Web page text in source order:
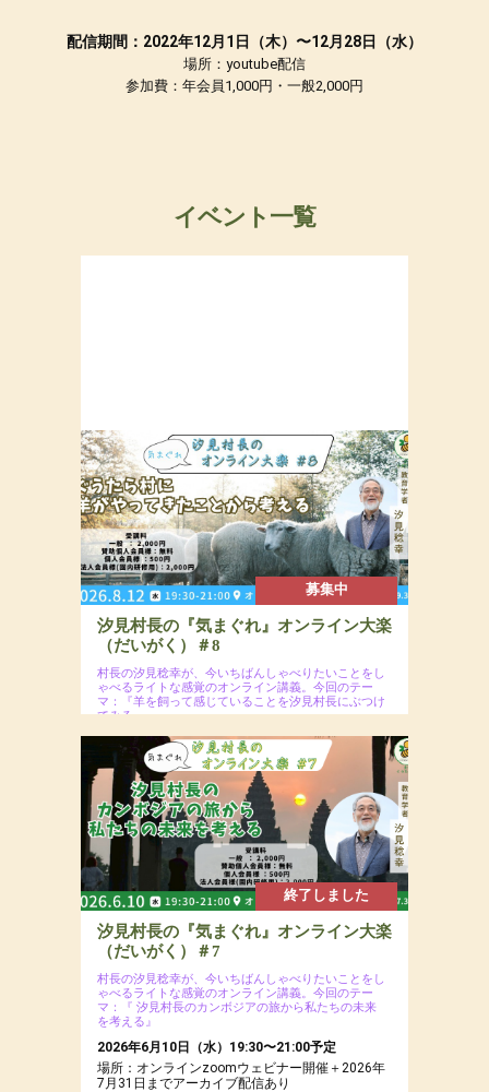
配信期間：2022年12月1日（木）〜12月28日（水）
場所：youtube配信
参加費：年会員1,000円・一般2,000円
イベント一覧
募集中
汐見村長の『気まぐれ』オンライン大楽
（だいがく）＃8
村長の汐見稔幸が、今いちばんしゃべりたいことをし
ゃべるライトな感覚のオンライン講義。今回のテー
マ：『羊を飼って感じていることを汐見村長にぶつけ
てみる』
2026年8月12日（水）19:30〜21:00予定
場所：オンラインzoomウェビナー開催＋2026年
9月30日までアーカイブ配信あり
参加費：一般2,000円（※年会員割引コードの入力
で割引あり）
終了しました
汐見村長の『気まぐれ』オンライン大楽
（だいがく）＃7
村長の汐見稔幸が、今いちばんしゃべりたいことをし
ゃべるライトな感覚のオンライン講義。今回のテー
マ：『 汐見村長のカンボジアの旅から私たちの未来
を考える』
2026年6月10日（水）19:30〜21:00予定
場所：オンラインzoomウェビナー開催＋2026年
7月31日までアーカイブ配信あり